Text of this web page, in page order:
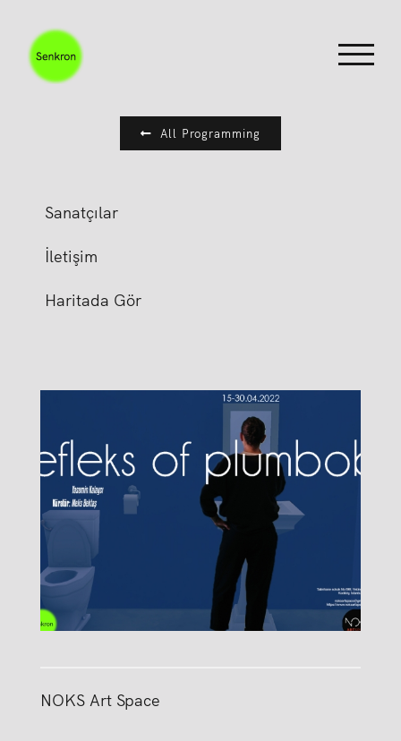
content
NOKS Art Space
All Programming
Sanatçılar
İletişim
Haritada Gör